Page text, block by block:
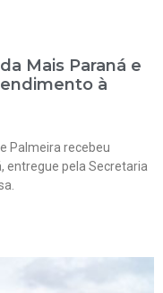
Mais Paraná e
à
Palmeira recebeu
entregue pela Secretaria